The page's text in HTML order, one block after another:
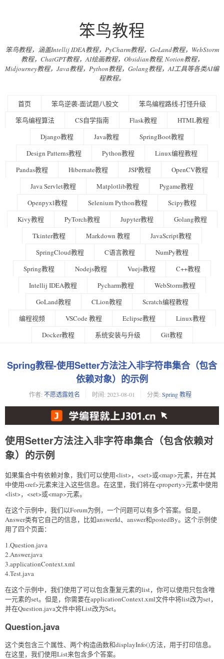
笨鸟教程
笨鸟教程，涵盖Intellij IDEA教程，PyCharm教程，GoLand教程，WebStorm
教程，ChatGPT教程，AI绘画教程，Obsidian教程, Notion教程，
Midjourney教程，Java教程，Python教程，Golang教程，AI工具等各类AI编
程教程。
首页 笨鸟逆袭-面试题八股文
笨鸟编程路线-打怪升级
笨鸟编程算法
CS自学指南 Flask教程
HTML教程
Django教程
Java教程
SpringBoot教程
Design Patterns教程
Python教程
Linux编程教程
Pandas教程
Hibernate教程 JSP教程
OpenCV教程
Java Servlet教程
Matplotlib教程
Pygame教程
Openpyxl教程
Selenium Python教程
Scipy教程
Kivy教程
PyTorch教程 Jupyter教程
Golang教程
Tkinter教程
Markdown 教程
JavaScript教程
SpringCloud教程
C语言教程
NumPy教程
Spring教程
Nodejs教程 Vuejs教程
C++教程
Intellij IDEA教程
Pycharm教程
WebStorm教程
GoLand教程
CLion教程
Scratch编程教程
编程视频
VSCode 教程 Eclipse教程
Linux教程
Docker教程
系统安装与升级 Git教程
Spring教程-使用Setter方法注入非字符串集合（包含
依赖对象）的示例
作者: 不愿透露姓名 时间: 2023-08-01 分类: Spring 教程
使用Setter方法注入非字符串集合（包含依赖对
象）的示例
如果集合中有依赖对象，我们可以使用<list>，<set>或<map>元素，并在其
中使用<ref>元素来注入这些信息。在这里，我们将在<property>元素中使用
<list>，<set>或<map>元素。
在这个示例中，我们以Forum为例，一个问题可以有多个答案。但是，
Answer类有它自己的信息，比如answerId、answer和postedBy。这个示例使
用了四个页面：
1.Question.java
2.Answer.java
3.applicationContext.xml
4.Test.java
在这个示例中，我们使用了可以包含重复元素的list，你可以使用只包含唯
一元素的set。但是，你需要在applicationContext.xml文件中将list改为set，
并在Question.java文件中将List改为Set。
Question.java
这个类包含三个属性、两个构造函数和displayInfo()方法，用于打印信息。
在这里，我们使用List来包含多个答案。